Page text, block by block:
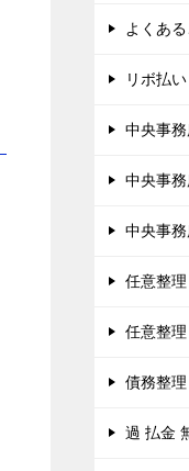
よくあ
リボ払
中央事
中央事
中央事
任意整理
任意整
債務整
過 払金